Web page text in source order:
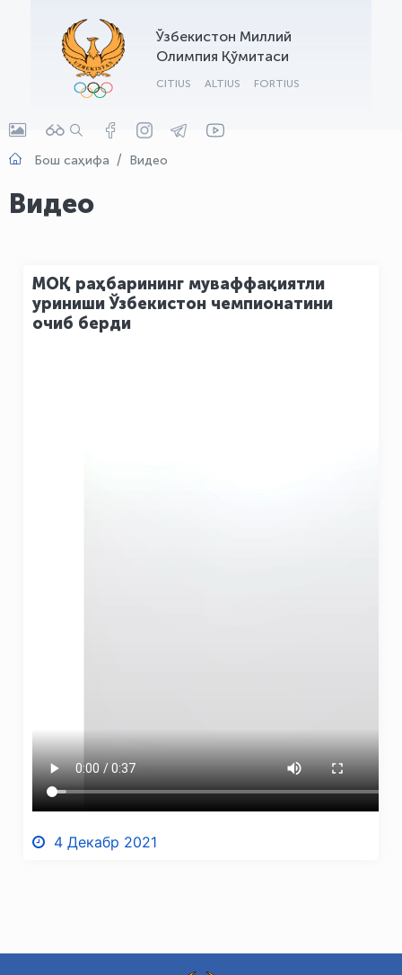
Ўзбекистон Миллий
Олимпия Қўмитаси
CITIUS ALTIUS FORTIUS
Бош саҳифа Видео
Видео
МОҚ раҳбарининг муваффақиятли
уриниши Ўзбекистон чемпионатини
очиб берди
4 Декабр 2021
OLYMPCHIK AI - yordamchi
Онлайн · olympic.uz